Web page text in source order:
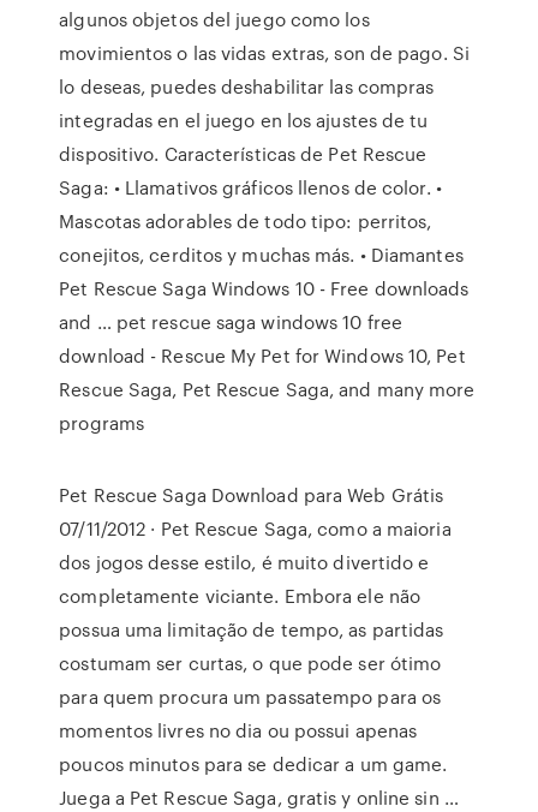
algunos objetos del juego como los
movimientos o las vidas extras, son de pago. Si
lo deseas, puedes deshabilitar las compras
integradas en el juego en los ajustes de tu
dispositivo. Características de Pet Rescue
Saga: • Llamativos gráficos llenos de color. •
Mascotas adorables de todo tipo: perritos,
conejitos, cerditos y muchas más. • Diamantes
Pet Rescue Saga Windows 10 - Free downloads
and … pet rescue saga windows 10 free
download - Rescue My Pet for Windows 10, Pet
Rescue Saga, Pet Rescue Saga, and many more
programs
Pet Rescue Saga Download para Web Grátis
07/11/2012 · Pet Rescue Saga, como a maioria
dos jogos desse estilo, é muito divertido e
completamente viciante. Embora ele não
possua uma limitação de tempo, as partidas
costumam ser curtas, o que pode ser ótimo
para quem procura um passatempo para os
momentos livres no dia ou possui apenas
poucos minutos para se dedicar a um game.
Juega a Pet Rescue Saga, gratis y online sin …